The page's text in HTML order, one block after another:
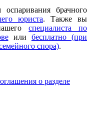
брачного
юриста. Также вы
специалиста по
или бесплатно (при
спора).
о разделе